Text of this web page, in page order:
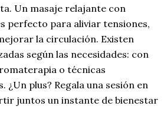
Un masaje relajante con
perfecto para aliviar tensiones,
la circulación. Existen
según las necesidades: con
o técnicas
plus? Regala una sesión en
juntos un instante de bienestar